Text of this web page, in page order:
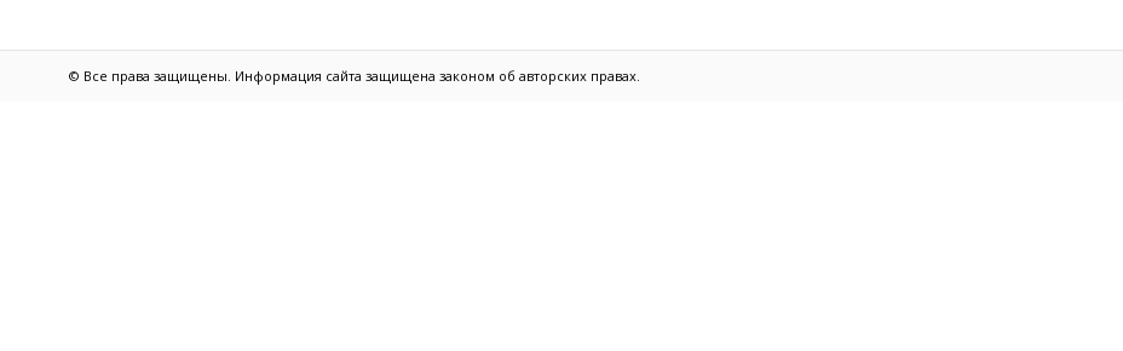
© Все права защищены. Информация сайта защищена законом об авторских правах.